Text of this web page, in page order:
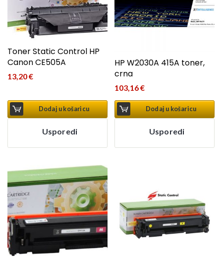
Toner Static Control HP
Canon CE505A
13,20€
Dodaj u košaricu
Usporedi
HP W2030A 415A toner,
crna
103,16€
Dodaj u košaricu
Usporedi